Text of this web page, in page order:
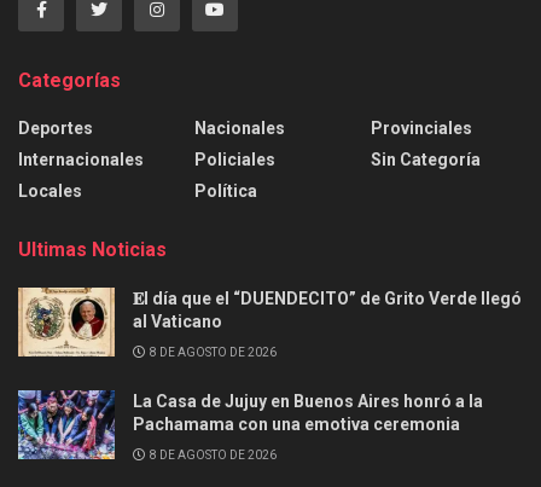
Categorías
Deportes
Internacionales
Locales
Nacionales
Policiales
Política
Provinciales
Sin Categoría
Ultimas Noticias
𝐄l día que el “DUENDECITO” de Grito Verde llegó
al Vaticano
8 DE AGOSTO DE 2026
La Casa de Jujuy en Buenos Aires honró a la
Pachamama con una emotiva ceremonia
8 DE AGOSTO DE 2026